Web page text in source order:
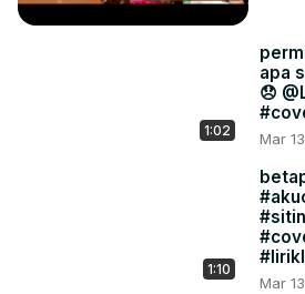
1:02
apa
😞
Mar
1:10
Mar